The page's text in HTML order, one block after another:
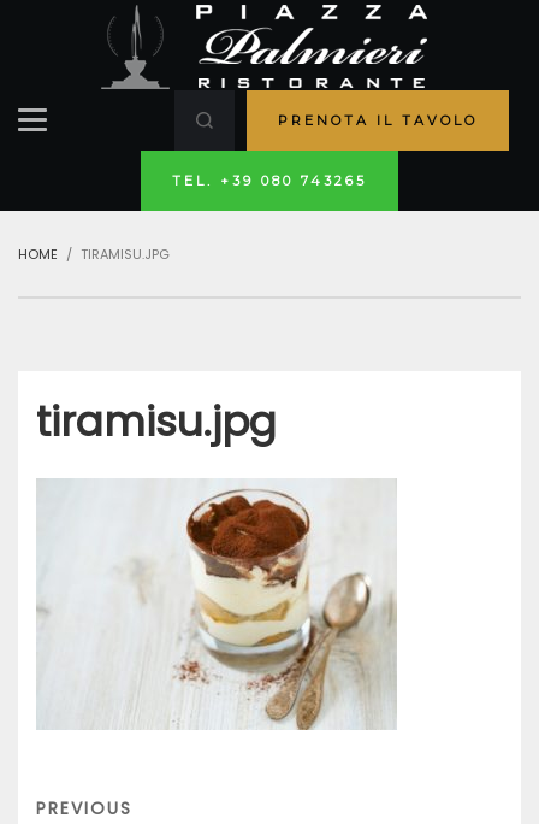
PRENOTA IL TAVOLO
TEL. +39 080 743265
HOME TIRAMISU.JPG
tiramisu.jpg
articoli
PREVIOUS
PREVIOUS